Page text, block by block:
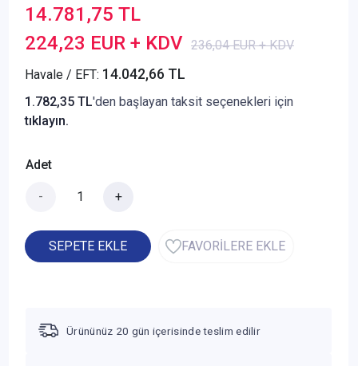
14.781,75 TL
224,23 EUR + KDV 236,04 EUR + KDV
Havale / EFT: 14.042,66 TL
1.782,35 TL'den başlayan taksit seçenekleri için
tıklayın.
Adet
- +
SEPETE EKLE FAVORİLERE EKLE
Ürününüz 20 gün içerisinde teslim edilir